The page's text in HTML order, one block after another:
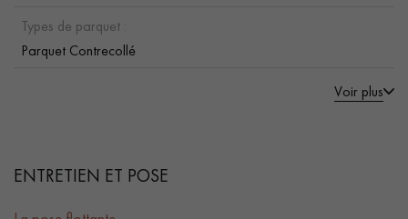
Types de parquet :
Parquet Contrecollé
Voir plus
ENTRETIEN ET POSE